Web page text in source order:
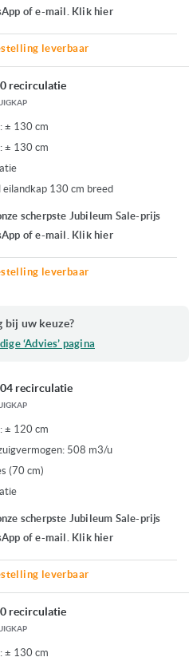
of e-mail. Klik hier
leverbaar
recirculatie
± 130 cm
± 130 cm
eilandkap 130 cm breed
scherpste Jubileum Sale-prijs
of e-mail. Klik hier
leverbaar
bij uw keuze?
‘Advies’ pagina
recirculatie
± 120 cm
508 m3/u
(70 cm)
scherpste Jubileum Sale-prijs
of e-mail. Klik hier
leverbaar
recirculatie
± 130 cm